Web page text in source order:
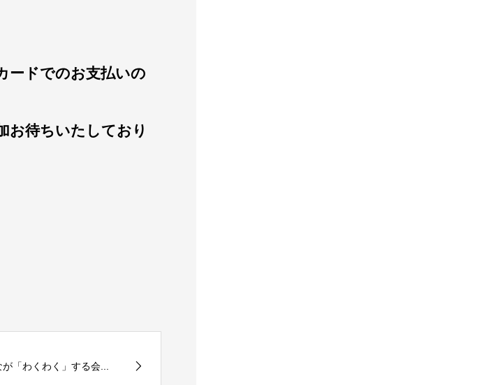
ードでのお支払いの
お待ちいたしており
「わくわく」する会...